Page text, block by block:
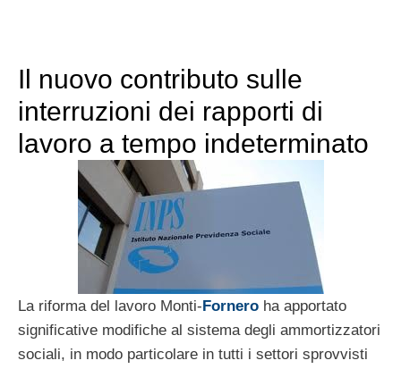
Il nuovo contributo sulle
interruzioni dei rapporti di
lavoro a tempo indeterminato
La riforma del lavoro Monti- Fornero ha apportato
significative modifiche al sistema degli ammortizzatori
sociali, in modo particolare in tutti i settori sprovvisti